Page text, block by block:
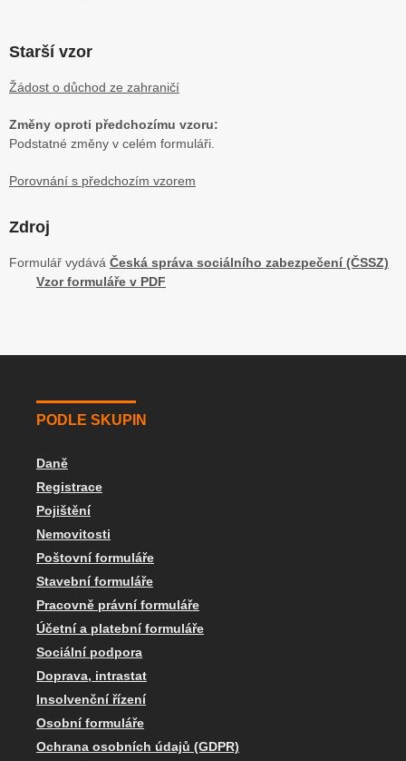
Starší vzor
Žádost o důchod ze zahraničí
Změny oproti předchozímu vzoru:
Podstatné změny v celém formuláři.
Porovnání s předchozím vzorem
Zdroj
Formulář vydává Česká správa sociálního zabezpečení (ČSSZ)
Vzor formuláře v PDF
PODLE SKUPIN
Daně
Registrace
Pojištění
Nemovitosti
Poštovní formuláře
Stavební formuláře
Pracovně právní formuláře
Účetní a platební formuláře
Sociální podpora
Doprava, intrastat
Insolvenční řízení
Osobní formuláře
Ochrana osobních údajů (GDPR)